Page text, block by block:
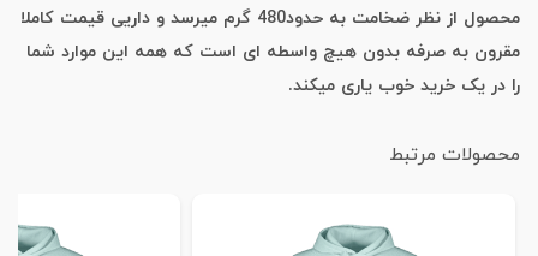
محصول از نظر ضخامت به حدود480 گرم میرسد و داریی قیمت کاملا
مقرون به صرفه بدون هیچ واسطه ای است که همه این موارد شما
را در یک خرید خوب یاری میکند.
محصولات مرتبط